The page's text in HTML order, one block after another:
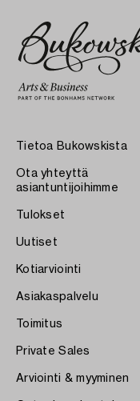
Tietoa Bukowskista
Ota yhteyttä
asiantuntijoihimme
Tulokset
Uutiset
Kotiarviointi
Asiakaspalvelu
Toimitus
Private Sales
Arviointi & myyminen